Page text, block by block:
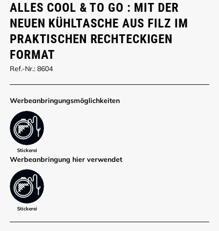
ALLES COOL & TO GO : MIT DER
NEUEN KÜHLTASCHE AUS FILZ IM
PRAKTISCHEN RECHTECKIGEN
FORMAT
Ref.-Nr.: 8604
Werbe­anbringungs­möglich­keiten
Stickerei
Werbe­anbringung hier verwendet
Stickerei